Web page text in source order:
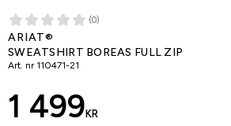
(0)
ARIAT®
SWEATSHIRT BOREAS FULL ZIP
Art. nr 110471-21
1 499 KR